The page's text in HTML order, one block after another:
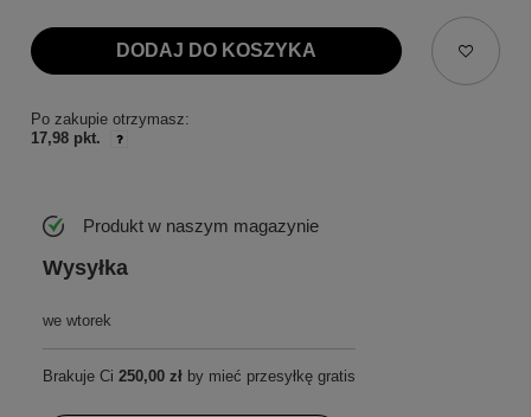
DODAJ DO KOSZYKA
Po zakupie otrzymasz:
17,98 pkt.
Produkt w naszym magazynie
Wysyłka
we wtorek
Brakuje Ci 250,00 zł by mieć przesyłkę gratis